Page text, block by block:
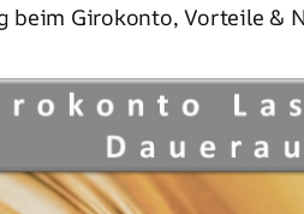
beim Girokonto, Vorteile &